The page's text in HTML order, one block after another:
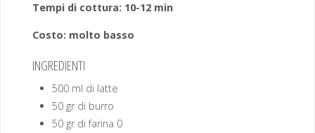
Tempi di cottura: 10-12 min
Costo: molto basso
INGREDIENTI
500 ml di latte
50 gr di burro
50 gr di farina 0